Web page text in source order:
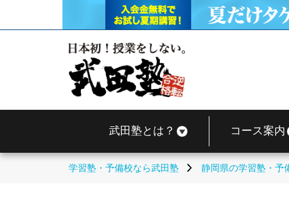
武田塾とは？ コース案内
学習塾・予備校なら武田塾 静岡県の学習塾・予